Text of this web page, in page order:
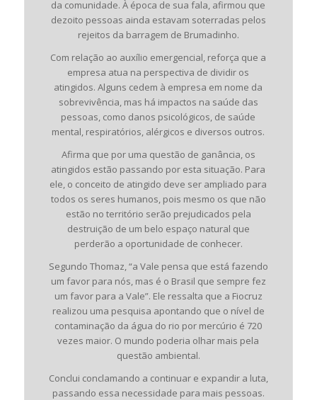
da comunidade. À época de sua fala, afirmou que
dezoito pessoas ainda estavam soterradas pelos
rejeitos da barragem de Brumadinho.
Com relação ao auxílio emergencial, reforça que a
empresa atua na perspectiva de dividir os
atingidos. Alguns cedem à empresa em nome da
sobrevivência, mas há impactos na saúde das
pessoas, como danos psicológicos, de saúde
mental, respiratórios, alérgicos e diversos outros.
Afirma que por uma questão de ganância, os
atingidos estão passando por esta situação. Para
ele, o conceito de atingido deve ser ampliado para
todos os seres humanos, pois mesmo os que não
estão no território serão prejudicados pela
destruição de um belo espaço natural que
perderão a oportunidade de conhecer.
Segundo Thomaz, “a Vale pensa que está fazendo
um favor para nós, mas é o Brasil que sempre fez
um favor para a Vale”. Ele ressalta que a Fiocruz
realizou uma pesquisa apontando que o nível de
contaminação da água do rio por mercúrio é 720
vezes maior. O mundo poderia olhar mais pela
questão ambiental.
Conclui conclamando a continuar e expandir a luta,
passando essa necessidade para mais pessoas.